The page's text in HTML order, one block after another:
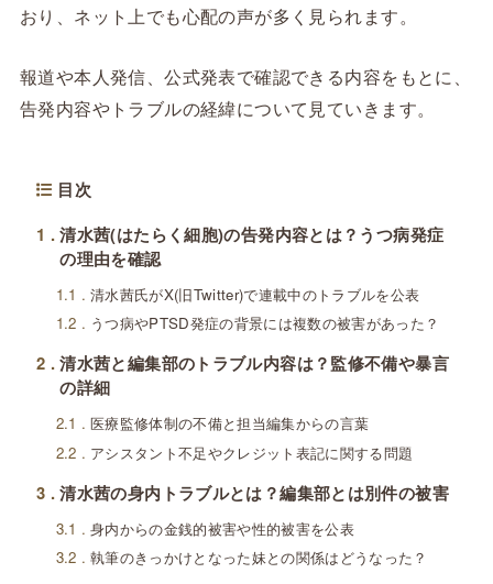
おり、ネット上でも心配の声が多く見られます。
報道や本人発信、公式発表で確認できる内容をもとに、
告発内容やトラブルの経緯について見ていきます。
目次
1
清水茜(はたらく細胞)の告発内容とは？うつ病発症
の理由を確認
1.1
清水茜氏がX(旧Twitter)で連載中のトラブルを公表
1.2
うつ病やPTSD発症の背景には複数の被害があった？
2
清水茜と編集部のトラブル内容は？監修不備や暴言
の詳細
2.1
医療監修体制の不備と担当編集からの言葉
2.2
アシスタント不足やクレジット表記に関する問題
3 清水茜の身内トラブルとは？編集部とは別件の被害
3.1
身内からの金銭的被害や性的被害を公表
3.2
執筆のきっかけとなった妹との関係はどうなった？